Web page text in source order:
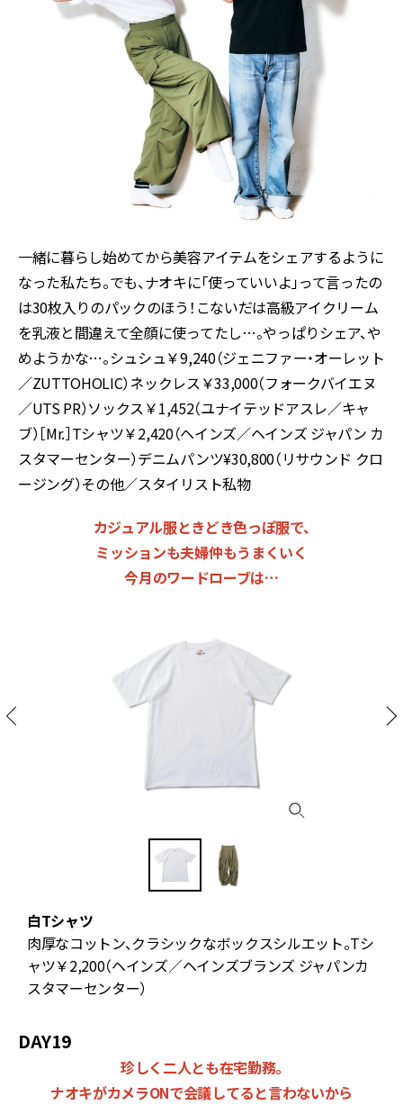
一緒に暮らし始めてから美容アイテムをシェアするように
なった私たち。でも、ナオキに「使っていいよ」って言ったの
は30枚入りのパックのほう！こないだは高級アイクリーム
を乳液と間違えて全顔に使ってたし…。やっぱりシェア、や
めようかな…。シュシュ￥9,240（ジェニファー・オーレット
／ZUTTOHOLIC）ネックレス￥33,000（フォークバイエヌ
／UTS PR）ソックス￥1,452（ユナイテッドアスレ／キャ
ブ）［Mr.］Tシャツ￥2,420（ヘインズ／ヘインズ ジャパン カ
スタマーセンター）デニムパンツ¥30,800（リサウンド クロ
ージング）その他／スタイリスト私物
カジュアル服ときどき色っぽ服で、
ミッションも夫婦仲もうまくいく
今月のワードローブは…
白Tシャツ
肉厚なコットン、クラシックなボックスシルエット。Tシ
ャツ￥2,200（ヘインズ／ヘインズブランズ ジャパンカ
スタマーセンター）
DAY19
珍しく二人とも在宅勤務。
ナオキがカメラONで会議してると言わないから